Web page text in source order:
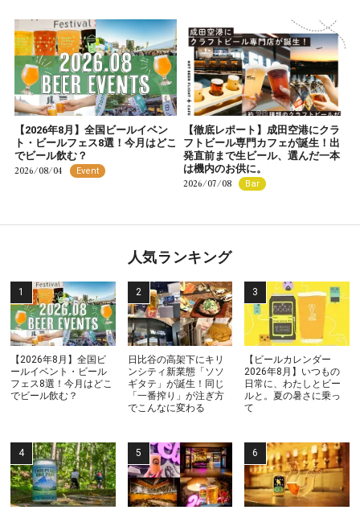
【2026年8月】全国ビールイベン
ト・ビールフェス8選！今月はどこ
でビール飲む？
2026/08/04 Event
【徹底レポート】成田空港にクラ
フトビール専門カフェが誕生！出
発直前まで生ビール、選んだ一本
は機内のお供に。
2026/07/08 Bar
人気ランキング
【2026年8月】全国ビ
ールイベント・ビール
フェス8選！今月はどこ
でビール飲む？
日比谷の高架下にキリ
ンシティ新業態「ソソ
ギタテ」が誕生！同じ
「一番搾り」が注ぎ方
でこんなに変わる
【ビールカレンダー
2026年8月】いつもの
日常に、わたしとビー
ルと。夏の暑さに乗っ
て